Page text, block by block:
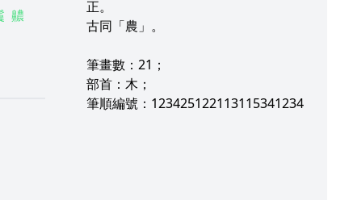
齈
正。
古同「農」。
筆畫數：21；
部首：木；
筆順編號：123425122113115341234